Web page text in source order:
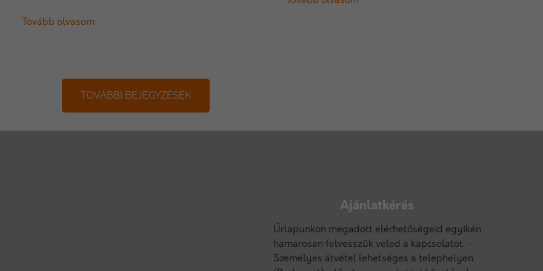
Tovább olvasom
TOVÁBBI BEJEGYZÉSEK
Ajánlatkérés
Űrlapunkon megadott elérhetőségeid egyikén
hamarosan felvesszük veled a kapcsolatot. -
Személyes átvétel lehetséges a telephelyen